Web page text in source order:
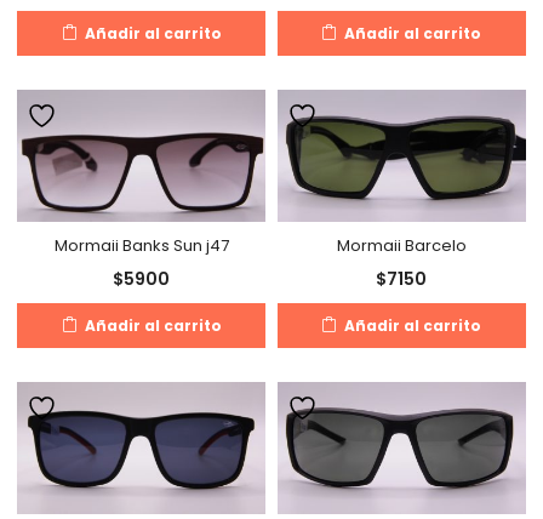
Añadir al carrito Añadir al carrito
Mormaii Banks Sun j47
$5900
Añadir al carrito
Mormaii Barcelo
$7150
Añadir al carrito